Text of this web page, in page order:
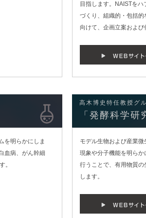
目指します。NAISTを
づくり、組織的・包括
向けて、企画立案および
を明らかにしま
血病、がん幹細
。
高木博史特任教授グ
「発酵科学研
モデル生物および産業
現象や分子機能を明ら
行うことで、有用物質
します。